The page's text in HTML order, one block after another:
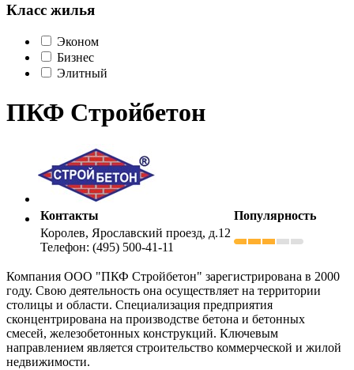
Класс жилья
Эконом
Бизнес
Элитный
ПКФ Стройбетон
Контакты
Популярность
Королев, Ярославский проезд, д.12
Телефон: (495) 500-41-11
Компания ООО "ПКФ Стройбетон" зарегистрирована в 2000
году. Свою деятельность она осуществляет на территории
столицы и области. Специализация предприятия
сконцентрирована на производстве бетона и бетонных
смесей, железобетонных конструкций. Ключевым
направлением является строительство коммерческой и жилой
недвижимости.